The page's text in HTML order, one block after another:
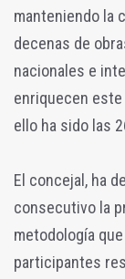
manteniendo la
decenas de
nacionales e
enriquecen
ello ha sido las
El concejal, ha
consecutivo la
metodología
participantes